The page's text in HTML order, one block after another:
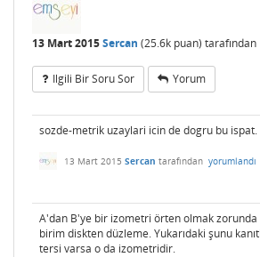
13 Mart 2015Sercan (25.6k puan) tarafından
Ilgili Bir Soru Sor Yorum
sozde-metrik uzaylari icin de dogru bu ispat.
13 Mart 2015 Sercan tarafından yorumlandı
A'dan B'ye bir izometri örten olmak zorunda
birim diskten düzleme. Yukarıdaki şunu
tersi varsa o da izometridir.